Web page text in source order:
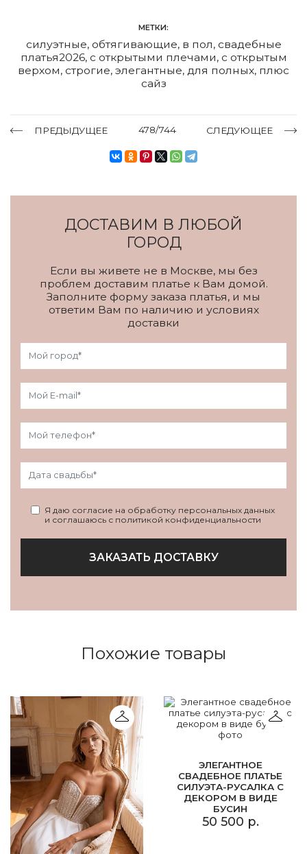
МЕТКИ:
силуэтные, обтягивающие, в пол, свадебные
платья2026, с открытыми плечами, с открытым
верхом, строгие, элегантные, для полных, плюс
сайз
ПРЕДЫДУЩЕЕ 478/744 СЛЕДУЮЩЕЕ
ДОСТАВИМ В ЛЮБОЙ
ГОРОД
Если вы живете не в Москве, мы без
проблем доставим платье к Вам домой.
Заполните форму заказа платья, и мы
ответим Вам по наличию и условиях
доставки
Я даю согласие на обработку персональных данных
и соглашаюсь с политикой конфиденциальности
ЗАКАЗАТЬ ДОСТАВКУ
Похожие товары
ЭЛЕГАНТНОЕ
СВАДЕБНОЕ ПЛАТЬЕ
СИЛУЭТА-РУСАЛКА С
ДЕКОРОМ В ВИДЕ
БУСИН
50 500 р.